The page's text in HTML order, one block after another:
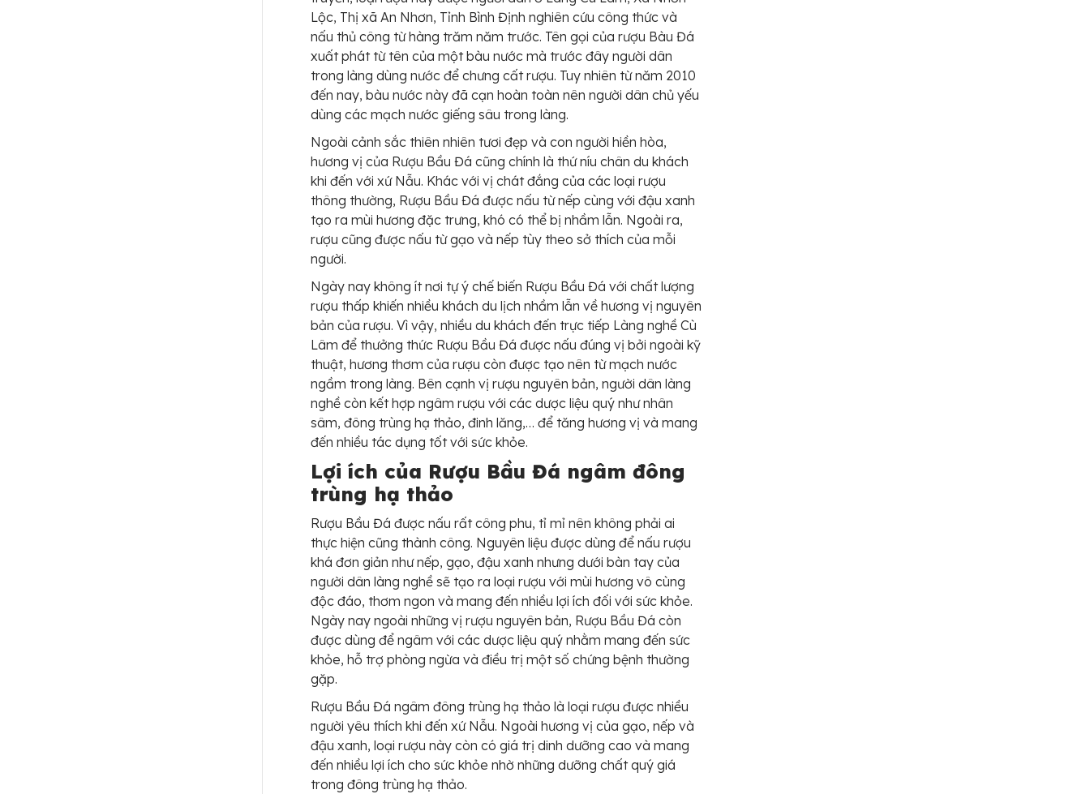
Lộc, Thị xã An Nhơn, Tỉnh Bình Định nghiên cứu công thức và
nấu thủ công từ hàng trăm năm trước. Tên gọi của rượu Bàu Đá
xuất phát từ tên của một bàu nước mà trước đây người dân
trong làng dùng nước để chưng cất rượu. Tuy nhiên từ năm 2010
đến nay, bàu nước này đã cạn hoàn toàn nên người dân chủ yếu
dùng các mạch nước giếng sâu trong làng.
Ngoài cảnh sắc thiên nhiên tươi đẹp và con người hiền hòa,
hương vị của Rượu Bầu Đá cũng chính là thứ níu chân du khách
khi đến với xứ Nẫu. Khác với vị chát đắng của các loại rượu
thông thường, Rượu Bầu Đá được nấu từ nếp cùng với đậu xanh
tạo ra mùi hương đặc trưng, khó có thể bị nhầm lẫn. Ngoài ra,
rượu cũng được nấu từ gạo và nếp tùy theo sở thích của mỗi
người.
Ngày nay không ít nơi tự ý chế biến Rượu Bầu Đá với chất lượng
rượu thấp khiến nhiều khách du lịch nhầm lẫn về hương vị nguyên
bản của rượu. Vì vậy, nhiều du khách đến trực tiếp Làng nghề Cù
Lâm để thưởng thức Rượu Bầu Đá được nấu đúng vị bởi ngoài kỹ
thuật, hương thơm của rượu còn được tạo nên từ mạch nước
ngầm trong làng. Bên cạnh vị rượu nguyên bản, người dân làng
nghề còn kết hợp ngâm rượu với các dược liệu quý như nhân
sâm, đông trùng hạ thảo, đinh lăng,… để tăng hương vị và mang
đến nhiều tác dụng tốt với sức khỏe.
Lợi ích của Rượu Bầu Đá ngâm đông
trùng hạ thảo
Rượu Bầu Đá được nấu rất công phu, tỉ mỉ nên không phải ai
thực hiện cũng thành công. Nguyên liệu được dùng để nấu rượu
khá đơn giản như nếp, gạo, đậu xanh nhưng dưới bàn tay của
người dân làng nghề sẽ tạo ra loại rượu với mùi hương vô cùng
độc đáo, thơm ngon và mang đến nhiều lợi ích đối với sức khỏe.
Ngày nay ngoài những vị rượu nguyên bản, Rượu Bầu Đá còn
được dùng để ngâm với các dược liệu quý nhằm mang đến sức
khỏe, hỗ trợ phòng ngừa và điều trị một số chứng bệnh thường
gặp.
Rượu Bầu Đá ngâm đông trùng hạ thảo là loại rượu được nhiều
người yêu thích khi đến xứ Nẫu. Ngoài hương vị của gạo, nếp và
đậu xanh, loại rượu này còn có giá trị dinh dưỡng cao và mang
đến nhiều lợi ích cho sức khỏe nhờ những dưỡng chất quý giá
trong đông trùng hạ thảo.